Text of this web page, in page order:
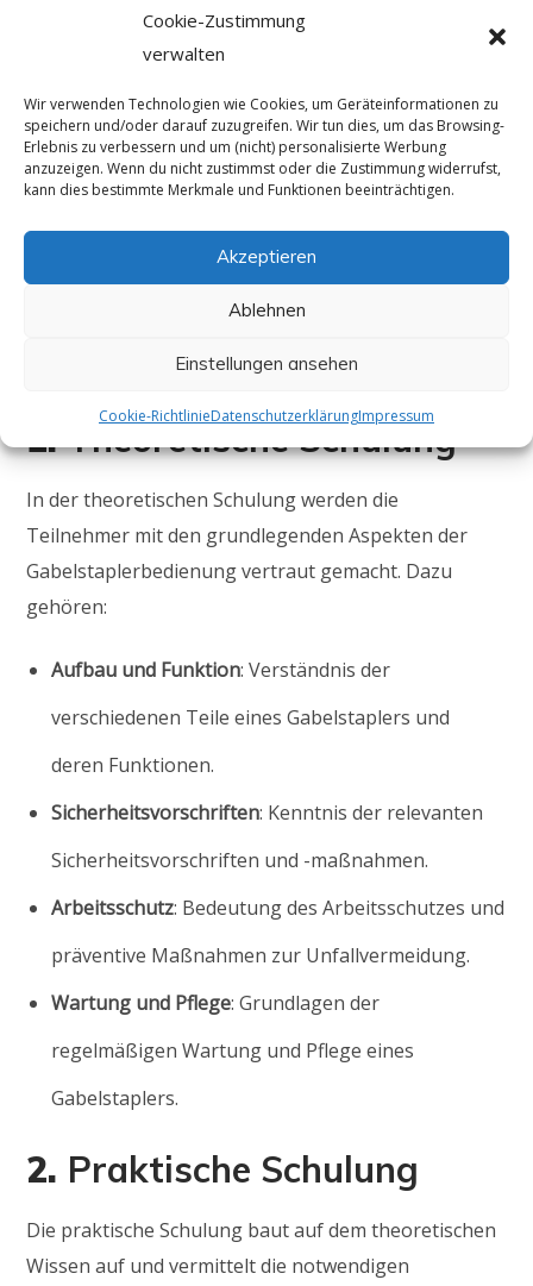
Cookie-Zustimmung
verwalten
Wir verwenden Technologien wie Cookies, um Geräteinformationen zu
speichern und/oder darauf zuzugreifen. Wir tun dies, um das Browsing-
Erlebnis zu verbessern und um (nicht) personalisierte Werbung
anzuzeigen. Wenn du nicht zustimmst oder die Zustimmung widerrufst,
kann dies bestimmte Merkmale und Funktionen beeinträchtigen.
Akzeptieren
Ablehnen
Einstellungen ansehen
Cookie-RichtlinieDatenschutzerklärungImpressum
: Abschließend muss der Bewerber eine
Prüfung bestehen, die sowohl theoretische als
auch praktische Elemente umfasst.
Der Ablauf der
Schulung
typischerweise in zwei Hauptbereiche:
1.Theoretische Schulung
In der theoretischen Schulung werden die
Teilnehmer mit den grundlegenden Aspekten der
Gabelstaplerbedienung vertraut gemacht. Dazu
gehören:
Aufbau und Funktion: Verständnis der
verschiedenen Teile eines Gabelstaplers und
deren Funktionen.
Sicherheitsvorschriften: Kenntnis der relevanten
Sicherheitsvorschriften und -maßnahmen.
Arbeitsschutz: Bedeutung des Arbeitsschutzes und
präventive Maßnahmen zur Unfallvermeidung.
Wartung und Pflege: Grundlagen der
regelmäßigen Wartung und Pflege eines
Gabelstaplers.
2. Praktische Schulung
Die praktische Schulung baut auf dem theoretischen
Wissen auf und vermittelt die notwendigen